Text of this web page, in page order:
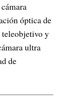
óptica de
teleobjetivo y
ultra
de